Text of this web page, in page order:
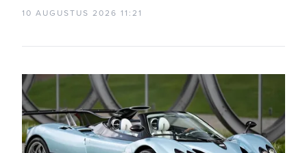
10 AUGUSTUS 2026 11:21